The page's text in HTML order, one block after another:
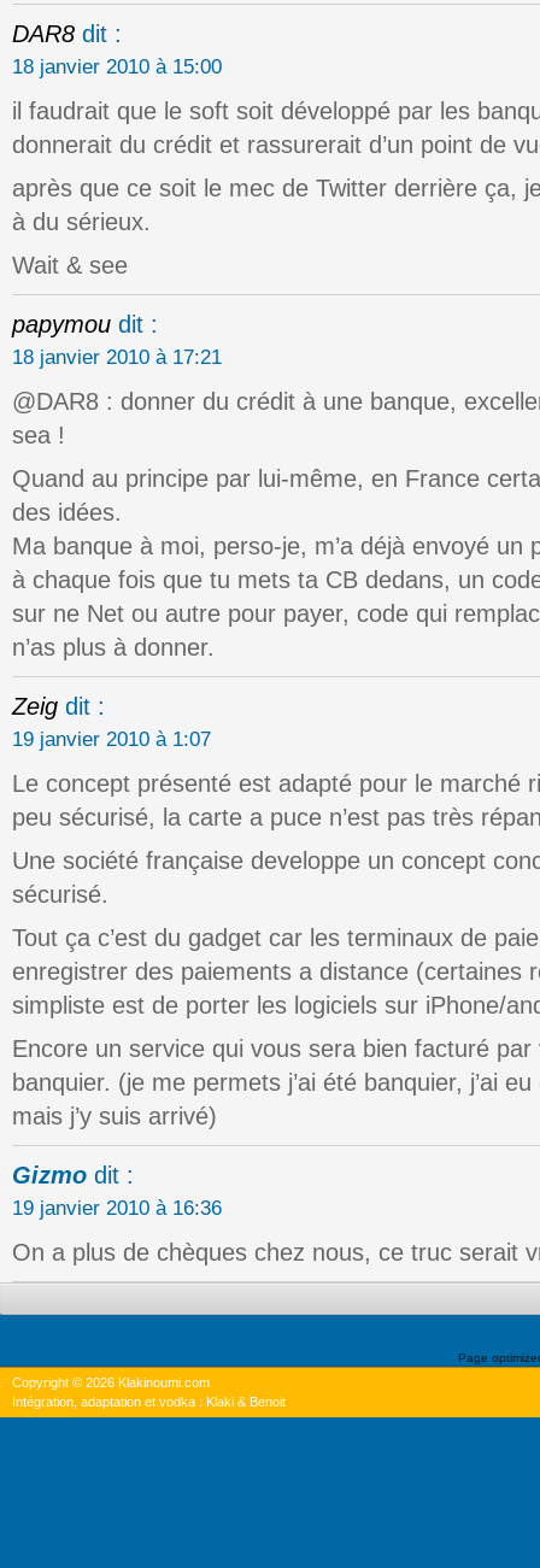
DAR8 dit :
18 janvier 2010 à 15:00
il faudrait que le soft soit développé par les
donnerait du crédit et rassurerait d’un point de
après que ce soit le mec de Twitter derrière ça,
à du sérieux.
Wait & see
papymou dit :
18 janvier 2010 à 17:21
@DAR8 : donner du crédit à une banque,
sea !
Quand au principe par lui-même, en France
des idées.
Ma banque à moi, perso-je, m’a déjà envoyé un
à chaque fois que tu mets ta CB dedans, un
sur ne Net ou autre pour payer, code qui
n’as plus à donner.
Zeig dit :
19 janvier 2010 à 1:07
Le concept présenté est adapté pour le marché
peu sécurisé, la carte a puce n’est pas très
Une société française developpe un concept
sécurisé.
Tout ça c’est du gadget car les terminaux de
enregistrer des paiements a distance (certaines
simpliste est de porter les logiciels sur iPhone/
Encore un service qui vous sera bien facturé
banquier. (je me permets j’ai été banquier, j’ai
mais j’y suis arrivé)
Gizmo dit :
19 janvier 2010 à 16:36
On a plus de chèques chez nous, ce truc serait
Page
Copyright © 2026 Klakinoumi.com
Intégration, adaptation et vodka : Klaki & Benoit